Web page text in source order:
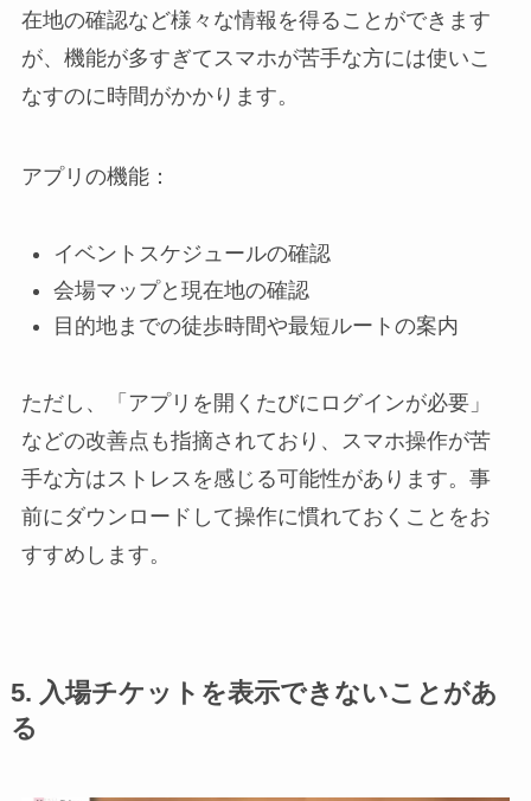
在地の確認など様々な情報を得ることができます
が、機能が多すぎてスマホが苦手な方には使いこ
なすのに時間がかかります。
アプリの機能：
イベントスケジュールの確認
会場マップと現在地の確認
目的地までの徒歩時間や最短ルートの案内
ただし、「アプリを開くたびにログインが必要」
などの改善点も指摘されており、スマホ操作が苦
手な方はストレスを感じる可能性があります。事
前にダウンロードして操作に慣れておくことをお
すすめします。
5. 入場チケットを表示できないことがあ
る